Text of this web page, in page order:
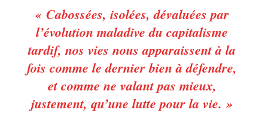
« Cabossées, isolées, dévaluées par
l’évolution maladive du capitalisme
tardif, nos vies nous apparaissent à la
fois comme le dernier bien à défendre,
et comme ne valant pas mieux,
justement, qu’une lutte pour la vie. »